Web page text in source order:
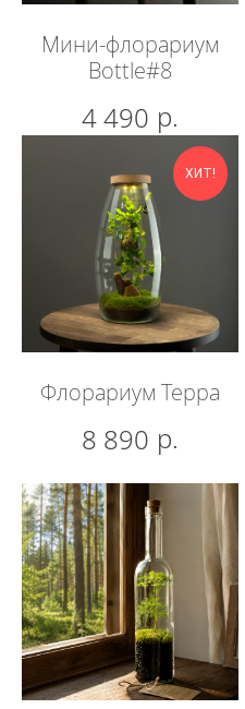
Мини-флорариум
Bottle#8
4 490 р.
ХИТ!
Флорариум Терра
8 890 р.